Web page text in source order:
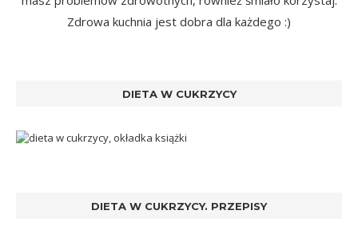
Zdrowa kuchnia jest dobra dla każdego :)
DIETA W CUKRZYCY
DIETA W CUKRZYCY. PRZEPISY